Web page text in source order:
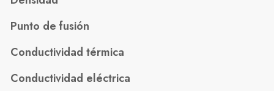
Punto de fusión
Conductividad térmica
Conductividad eléctrica